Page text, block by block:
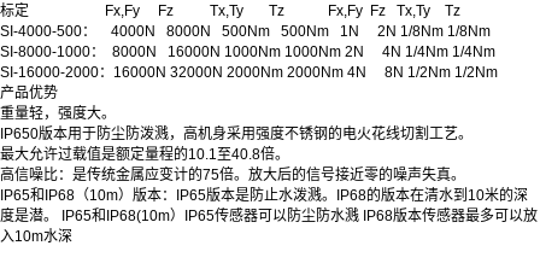
标定 Fx,Fy Fz Tx,Ty Tz Fx,Fy Fz Tx,Ty Tz
SI-4000-500： 4000N 8000N 500Nm 500Nm 1N 2N 1/8Nm 1/8Nm
SI-8000-1000： 8000N 16000N 1000Nm 1000Nm 2N 4N 1/4Nm 1/4Nm
SI-16000-2000：16000N 32000N 2000Nm 2000Nm 4N 8N 1/2Nm 1/2Nm
产品优势
重量轻，强度大。
IP650版本用于防尘防泼溅，高机身采用强度不锈钢的电火花线切割工艺。
最大允许过载值是额定量程的10.1至40.8倍。
高信噪比：是传统金属应变计的75倍。放大后的信号接近零的噪声失真。
IP65和IP68（10m）版本：IP65版本是防止水泼溅。IP68的版本在清水到10米的深
度是潜。 IP65和IP68(10m）IP65传感器可以防尘防水溅 IP68版本传感器最多可以放
入10m水深